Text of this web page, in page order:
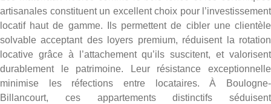
artisanales constituent un excellent choix pour l’investissement
locatif haut de gamme. Ils permettent de cibler une clientèle
solvable acceptant des loyers premium, réduisent la rotation
locative grâce à l’attachement qu’ils suscitent, et valorisent
durablement le patrimoine. Leur résistance exceptionnelle
minimise les réfections entre locataires. À Boulogne-
Billancourt, ces appartements distinctifs séduisent